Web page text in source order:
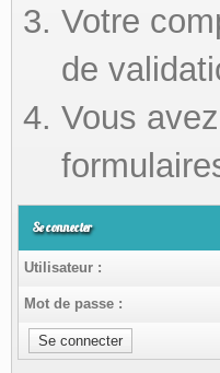
Votre
de
Vous
Se connecter
Utilisateur :
Mot de passe :